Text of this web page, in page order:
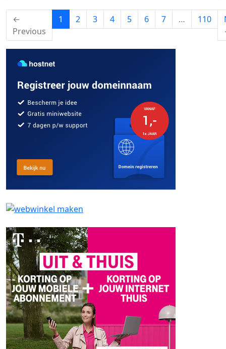
←
Previous
1 (current)
2 3 4 5 6 7 … 110